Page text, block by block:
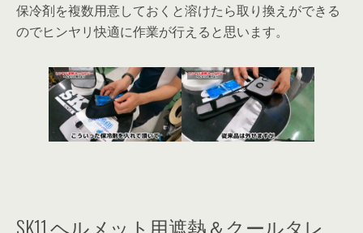
保冷剤を複数用意しておくと溶けたら取り換えができる
のでヒンヤリ快適に作業が行えると思います。
SK11 ヘルメット用遮熱＆クールタレ